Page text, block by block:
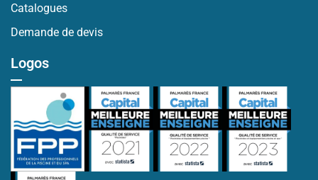
Catalogues
Demande de devis
Logos